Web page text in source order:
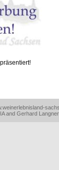
and Gerhard Langner